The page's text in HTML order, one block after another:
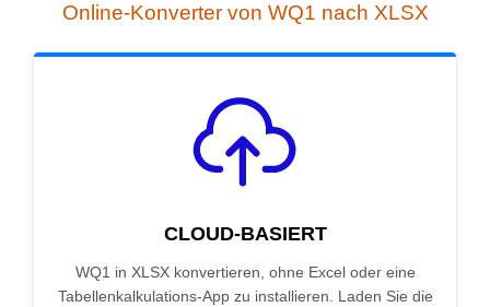
Online-Konverter von WQ1 nach XLSX
CLOUD-BASIERT
WQ1 in XLSX konvertieren, ohne Excel oder eine
Tabellenkalkulations-App zu installieren. Laden Sie die